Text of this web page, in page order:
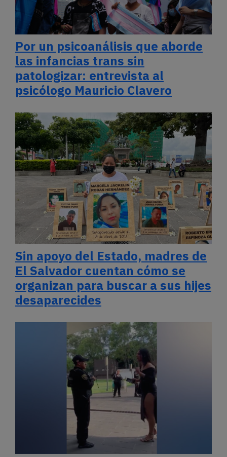
Por un psicoanálisis que aborde
las infancias trans sin
patologizar: entrevista al
psicólogo Mauricio Clavero
Sin apoyo del Estado, madres de
El Salvador cuentan cómo se
organizan para buscar a sus hijes
desaparecides